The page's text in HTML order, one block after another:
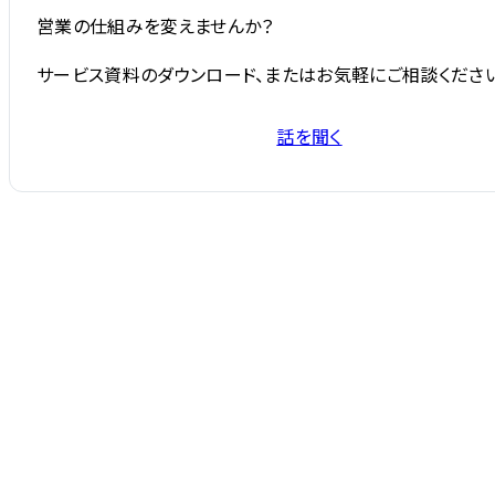
営業の仕組みを変えませんか？
サービス資料のダウンロード、またはお気軽にご相談くださ
話を聞く